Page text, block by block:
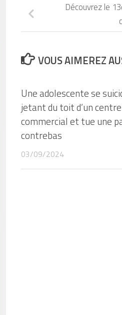
Découvrez le
VOUS AIMEREZ
Une adolescente se
jetant du toit d’un centre
commercial et tue une
contrebas
03/09/2024